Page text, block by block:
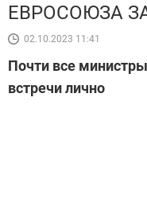
ЕВРОСОЮЗА
02.10.2023 11:41
Почти все
встречи лично